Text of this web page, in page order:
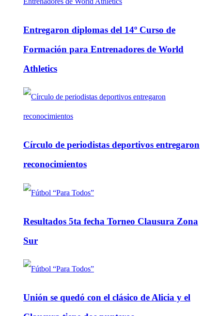
Entregaron diplomas del 14º Curso de
Formación para Entrenadores de World
Athletics
Círculo de periodistas deportivos entregaron
reconocimientos
Resultados 5ta fecha Torneo Clausura Zona
Sur
Unión se quedó con el clásico de Alicia y el